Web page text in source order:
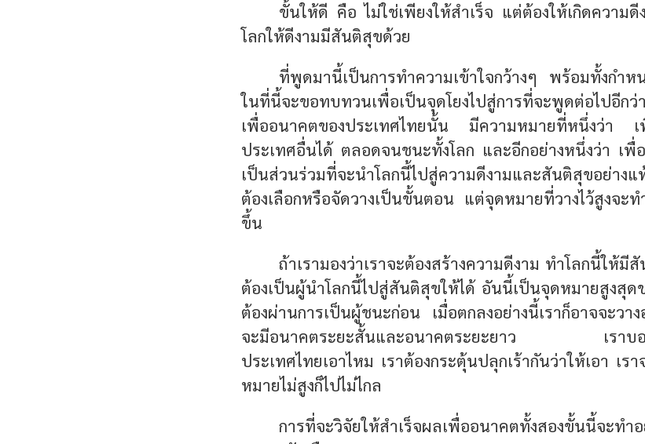
ขั้นให้ดี คือ ไม่ใช่เพียงให้สำเร็จ แต่ต้องให้เกิดความ
โลกให้ดีงามมีสันติสุขด้วย
ที่พูดมานี้เป็นการทำความเข้าใจกว้างๆ พร้อมทั้งกำ
ในที่นี้จะขอทบทวนเพื่อเป็นจุดโยงไปสู่การที่จะพูดต่อไปอี
เพื่ออนาคตของประเทศไทยนั้น มีความหมายที่หนึ่งว่า
ประเทศอื่นได้ ตลอดจนชนะทั้งโลก และอีกอย่างหนึ่งว่า เพื่
เป็นส่วนร่วมที่จะนำโลกนี้ไปสู่ความดีงามและสันติสุขอย่างแ
ต้องเลือกหรือจัดวางเป็นขั้นตอน แต่จุดหมายที่วางไว้สูงจะ
ขึ้น
ถ้าเรามองว่าเราจะต้องสร้างความดีงาม ทำโลกนี้ให้มี
ต้องเป็นผู้นำโลกนี้ไปสู่สันติสุขให้ได้ อันนี้เป็นจุดหมายสูงสุด
ต้องผ่านการเป็นผู้ชนะก่อน เมื่อตกลงอย่างนี้เราก็อาจจะว
จะมีอนาคตระยะสั้นและอนาคตระยะยาว เราบอกว่
ประเทศไทยเอาไหม เราต้องกระตุ้นปลุกเร้ากันว่าให้เอา เ
หมายไม่สูงก็ไปไม่ไกล
การที่จะวิจัยให้สำเร็จผลเพื่ออนาคตทั้งสองขั้นนี้จะทำ